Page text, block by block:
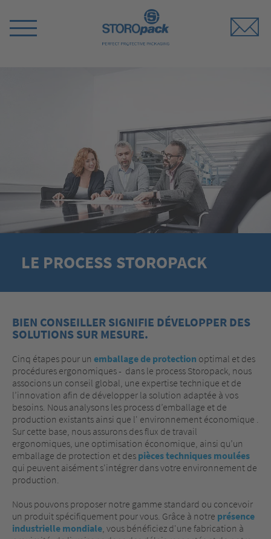
Switch
LE PROCESS STOROPACK
BIEN CONSEILLER SIGNIFIE DÉVELOPPER DES
SOLUTIONS SUR MESURE.
Cinq étapes pour un emballage de protection optimal et des
procédures ergonomiques - dans le process Storopack, nous
associons un conseil global, une expertise technique et de
l’innovation afin de développer la solution adaptée à vos
besoins. Nous analysons les process d’emballage et de
production existants ainsi que l' environnement économique .
Sur cette base, nous assurons des flux de travail
ergonomiques, une optimisation économique, ainsi qu’un
emballage de protection et des pièces techniques moulées
qui peuvent aisément s'intégrer dans votre environnement de
production.
Nous pouvons proposer notre gamme standard ou concevoir
un produit spécifiquement pour vous. Grâce à notre présence
industrielle mondiale , vous bénéficiez d'une fabrication à